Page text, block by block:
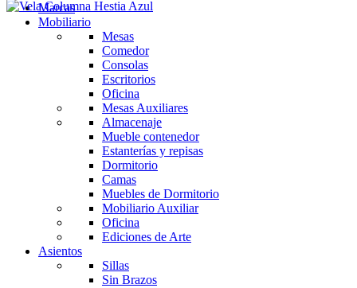
Marcas
Mobiliario
Mesas
Comedor
Consolas
Escritorios
Oficina
Mesas Auxiliares
Almacenaje
Mueble contenedor
Estanterías y repisas
Dormitorio
Camas
Muebles de Dormitorio
Mobiliario Auxiliar
Oficina
Ediciones de Arte
Asientos
Sillas
Sin Brazos